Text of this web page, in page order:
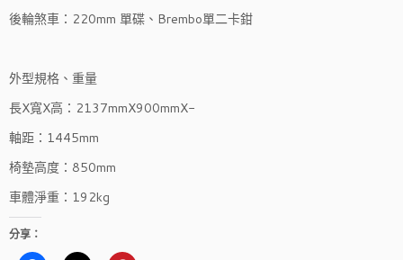
後輪煞車：220mm 單碟、Brembo單二卡鉗
外型規格、重量
長X寬X高：2137mmX900mmX-
軸距：1445mm
椅墊高度：850mm
車體淨重：192kg
分享：